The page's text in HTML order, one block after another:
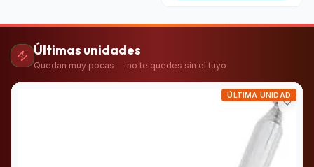
Últimas unidades
Quedan muy pocas — no te quedes sin el tuyo
ÚLTIMA UNIDAD